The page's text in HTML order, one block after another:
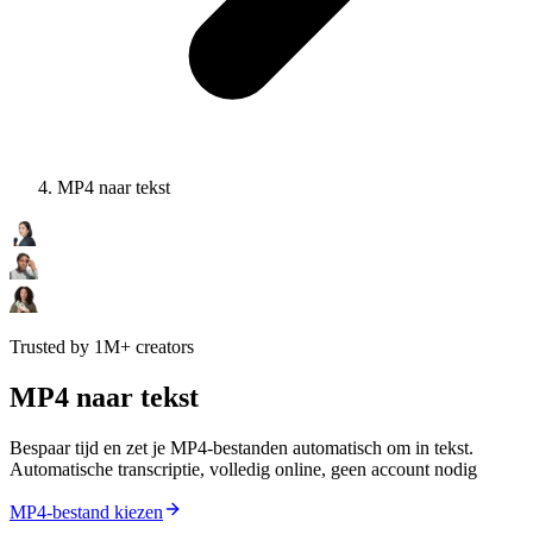
MP4 naar tekst
Trusted by 1M+ creators
MP4 naar tekst
Bespaar tijd en zet je MP4-bestanden automatisch om in tekst.
Automatische transcriptie, volledig online, geen account nodig
MP4-bestand kiezen